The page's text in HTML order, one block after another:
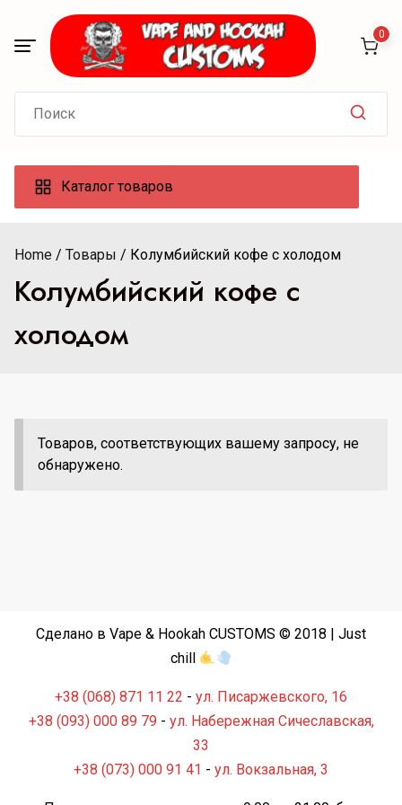
content
0
for:
Каталог товаров
Home Товары Колумбийский кофе с холодом
Колумбийский кофе с
холодом
Товаров, соответствующих вашему запросу, не
обнаружено.
Сделано в Vape & Hookah CUSTOMS © 2018 | Just
chill
+38 (068) 871 11 22 - ул. Писаржевского, 16
+38 (093) 000 89 79 - ул. Набережная Сичеславская,
33
+38 (073) 000 91 41 - ул. Вокзальная, 3